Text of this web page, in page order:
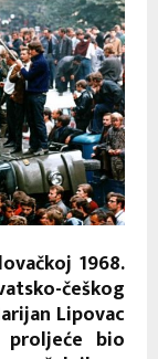
1968.
češkog
Lipovac
bio